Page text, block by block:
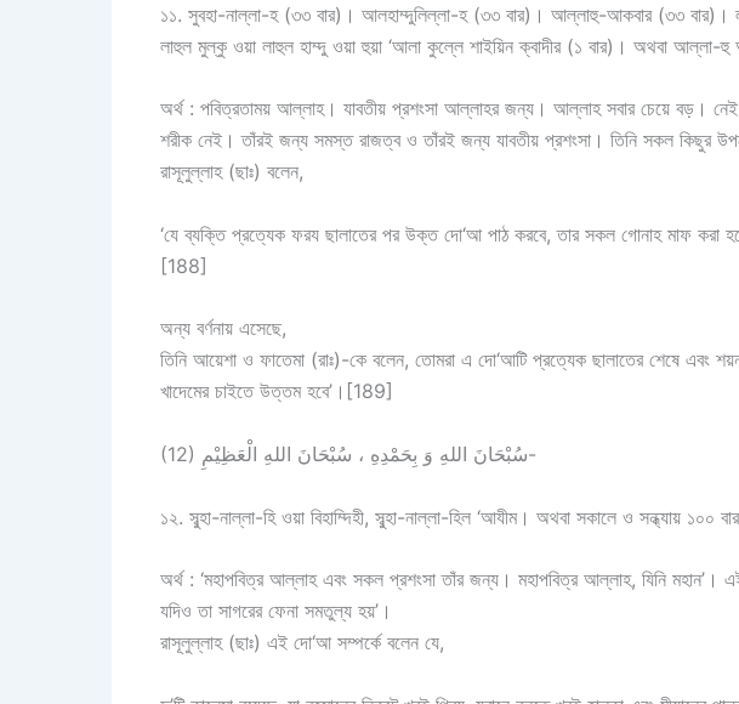
১১. সুবহা-নাল্লা-হ (৩৩ বার)। আলহাম্দুলিল্লা-হ (৩৩ বার)। আল্লাহু-আকবার (৩৩ বার)। লা
লাহুল মুল্কু ওয়া লাহুল হাম্দু ওয়া হুয়া ‘আলা কুল্লে শাইয়িন ক্বাদীর (১ বার)। অথবা আল্লা-
অর্থ : পবিত্রতাময় আল্লাহ। যাবতীয় প্রশংসা আল্লাহর জন্য। আল্লাহ সবার চেয়ে বড়।
শরীক নেই। তাঁরই জন্য সমস্ত রাজত্ব ও তাঁরই জন্য যাবতীয় প্রশংসা। তিনি সকল কিছুর
রাসূলুল্লাহ (ছাঃ) বলেন,
‘যে ব্যক্তি প্রত্যেক ফরয ছালাতের পর উক্ত দো‘আ পাঠ করবে, তার সকল গোনাহ মাফ করা
[188]
অন্য বর্ণনায় এসেছে,
তিনি আয়েশা ও ফাতেমা (রাঃ)-কে বলেন, তোমরা এ দো‘আটি প্রত্যেক ছালাতের শেষে এবং
খাদেমের চাইতে উত্তম হবে’।[189]
(12) سُبْحَانَ اللهِ وَ بِحَمْدِهِ ، سُبْحَانَ اللهِ الْعَظِيْمِ-
১২. সুব্হা-নাল্লা-হি ওয়া বিহাম্দিহী, সুব্হা-নাল্লা-হিল ‘আযীম। অথবা সকালে ও সন্ধ্যায় ১০০
অর্থ : ‘মহাপবিত্র আল্লাহ এবং সকল প্রশংসা তাঁর জন্য। মহাপবিত্র আল্লাহ, যিনি মহান’।
যদিও তা সাগরের ফেনা সমতুল্য হয়’।
রাসূলুল্লাহ (ছাঃ) এই দো‘আ সম্পর্কে বলেন যে,